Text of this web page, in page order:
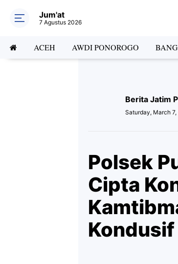
Jum'at
7 Agustus 2026
ACEH AWDI PONOROGO
Berita Jatim
Saturday, March
Polsek
Cipta
Kondusif